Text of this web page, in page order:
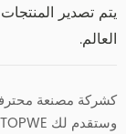
يتم تصدير
العالم.